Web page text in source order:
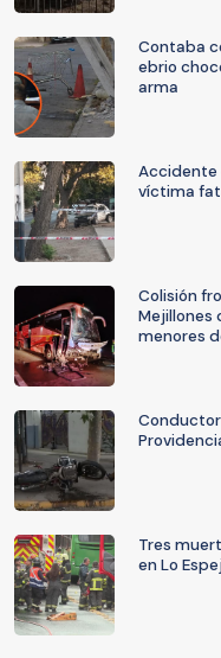
Contaba
ebrio
arma
Accidente
víctima
Colisión
Mejillones
menores
Tres
en Lo